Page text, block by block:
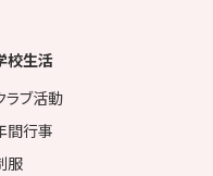
校生活
ラブ活動
間行事
服